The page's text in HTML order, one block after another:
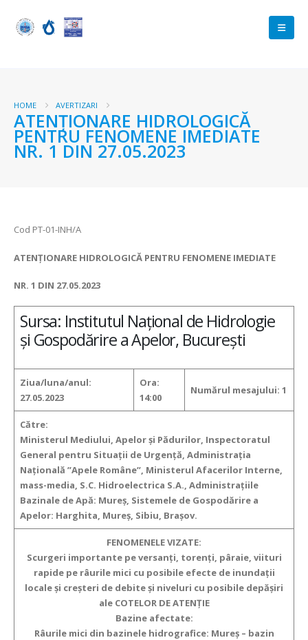
HOME AVERTIZARI
ATENŢIONARE HIDROLOGICĂ
PENTRU FENOMENE IMEDIATE
NR. 1 DIN 27.05.2023
Cod PT-01-INH/A
ATENŢIONARE HIDROLOGICĂ PENTRU FENOMENE IMEDIATE
NR. 1 DIN 27.05.2023
Sursa: Institutul Național de Hidrologie
și Gospodărire a Apelor, București
Ziua/luna/anul:
27.05.2023
Ora:
14:00
Numărul mesajului: 1
Către:
Ministerul Mediului, Apelor şi Pădurilor, Inspectoratul
General pentru Situaţii de Urgenţă, Administraţia
Naţională ”Apele Române”, Ministerul Afacerilor Interne,
mass-media, S.C. Hidroelectrica S.A., Administraţiile
Bazinale de Apă: Mureș, Sistemele de Gospodărire a
Apelor: Harghita, Mureș, Sibiu, Brașov.
FENOMENELE VIZATE:
Scurgeri importante pe versanţi, torenţi, pâraie, viituri
rapide pe râurile mici cu posibile efecte de inundaţii
locale şi creşteri de debite şi niveluri cu posibile depăşiri
ale COTELOR DE ATENŢIE
Bazine afectate:
Râurile mici din bazinele hidrografice: Mureș – bazin